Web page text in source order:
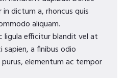
dictum a, rhoncus quis
aliquam.
ligula efficitur blandit vel at
a finibus odio
elementum ac tempor